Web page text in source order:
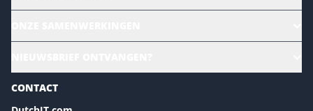
Magazines
NL Digital
CONTACT